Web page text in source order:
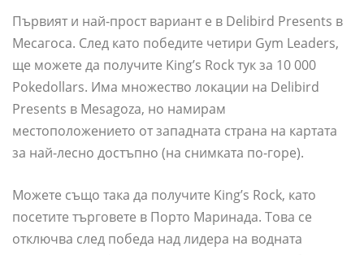
Първият и най-прост вариант е в Delibird Presents в
Месагоса. След като победите четири Gym Leaders,
ще можете да получите King’s Rock тук за 10 000
Pokedollars. Има множество локации на Delibird
Presents в Mesagoza, но намирам
местоположението от западната страна на картата
за най-лесно достъпно (на снимката по-горе).
Можете също така да получите King’s Rock, като
посетите търговете в Порто Маринада. Това се
отключва след победа над лидера на водната